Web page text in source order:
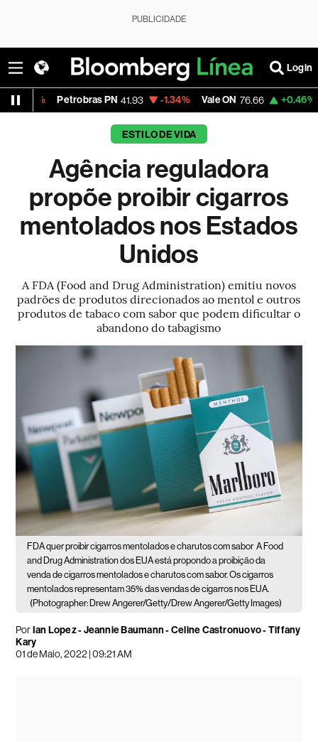
PUBLICIDADE
Login
41.93 -1.34% Vale ON 76.66 +0.46% Itaú PN 42.38
ESTILO DE VIDA
Agência reguladora
propõe proibir cigarros
mentolados nos Estados
Unidos
A FDA (Food and Drug Administration) emitiu novos
padrões de produtos direcionados ao mentol e outros
produtos de tabaco com sabor que podem dificultar o
abandono do tabagismo
FDA quer proibir cigarros mentolados e charutos com sabor A Food
and Drug Administration dos EUA está propondo a proibição da
venda de cigarros mentolados e charutos com sabor. Os cigarros
mentolados representam 35% das vendas de cigarros nos EUA.
(Photographer: Drew Angerer/Getty/Drew Angerer/Getty Images)
PorIan Lopez - Jeannie Baumann - Celine Castronuovo - Tiffany
Kary
01 de Maio, 2022 | 09:21 AM